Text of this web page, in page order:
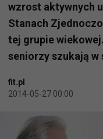
wzrost aktywnych
Stanach
tej grupie
seniorzy szukają
fit.pl
2014-05-27 00:00